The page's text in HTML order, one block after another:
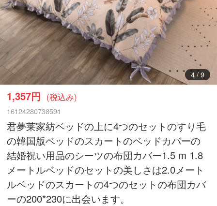
5/ 9
1,357円 (税込み)
16124280738591
君夢莱家紡ベッドの上に4つのセットのすり毛
の韓国版ベッドのスカートのベッドカバーの
結婚祝い用品のシーツの布団カバー1.5 m 1.8
メートルベッドのセットの美しさは2.0メート
ルベッドのスカートの4つのセットの布団カバ
ーの200*230に出会います。